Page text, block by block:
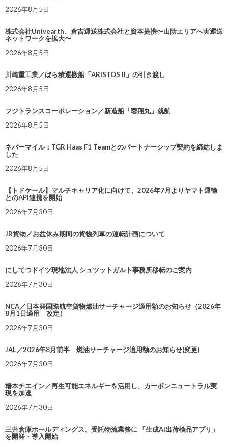
2026年8月5日
株式会社Univearth、倉吉運送株式会社と資本提携〜山陰エリアへ実運送
ネットワークを拡大〜
2026年8月5日
川崎重工業／ばら積運搬船「ARISTOS II」の引き渡し
2026年8月5日
フジトランスコーポレーション／新造船「蓉翔丸」就航
2026年8月5日
ネバーマイル：TGR Haas F1 Teamとのパートナーシップ契約を締結しま
した
2026年8月5日
【トドケール】マルチキャリア化に向けて、2026年7月よりヤマト運輸
とのAPI連携を開始
2026年7月30日
JR貨物／お盆休み期間の貨物列車の運転計画について
2026年7月30日
にしてつドイツ現地法人 シュツットガルト事務所移転のご案内
2026年7月30日
NCA／日本発国際航空貨物燃油サーチャージ適用額のお知らせ（2026年
8月1日適用 改定）
2026年7月30日
JAL／2026年8月前半 燃油サーチャージ適用額のお知らせ(変更)
2026年7月30日
椿本チエイン／再生可能エネルギーを活用し、カーボンニュートラル実
現を加速
2026年7月30日
三井倉庫ホールディングス、受託物流業務に 「生成AI出荷検品アプリ」
を開発・導入開始